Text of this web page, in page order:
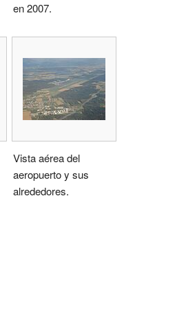
en 2007.
Vista aérea del
aeropuerto y sus
alrededores.